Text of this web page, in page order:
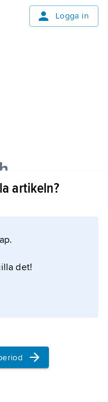
Logga in
artikeln?
det!